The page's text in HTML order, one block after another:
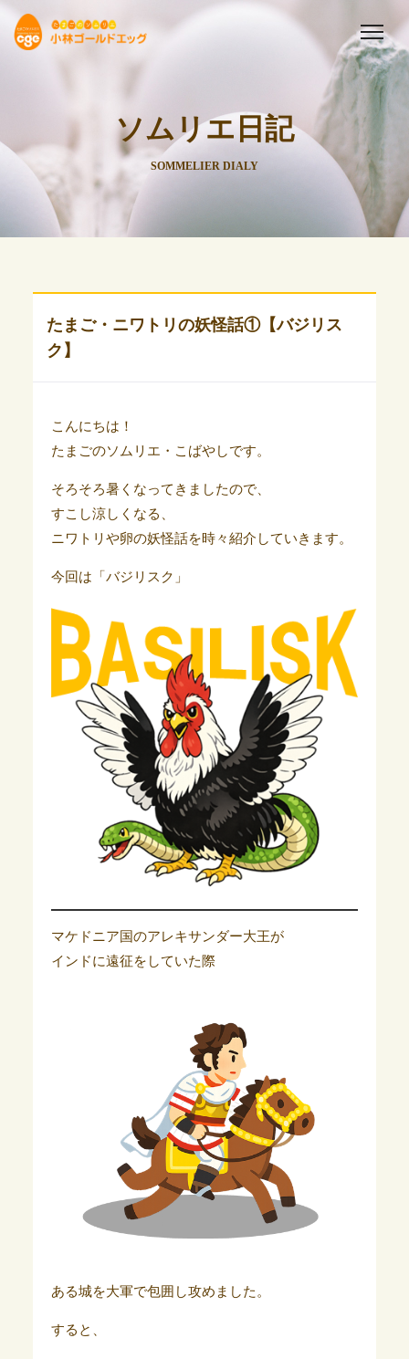
ソムリエ日記
SOMMELIER DIALY
たまご・ニワトリの妖怪話①【バジリス
ク】
こんにちは！
たまごのソムリエ・こばやしです。
そろそろ暑くなってきましたので、
すこし涼しくなる、
ニワトリや卵の妖怪話を時々紹介していきます。
今回は「バジリスク」
マケドニア国のアレキサンダー大王が
インドに遠征をしていた際
ある城を大軍で包囲し攻めました。
すると、